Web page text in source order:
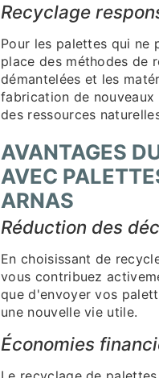
Recyclage
Pour les palettes qui ne
place des méthodes de
démantelées et les
fabrication de
des ressources
AVANTAGES
AVEC
ARNAS
Réduction des
En choisissant de
vous contribuez
que d'envoyer vos
une nouvelle vie utile.
Économies